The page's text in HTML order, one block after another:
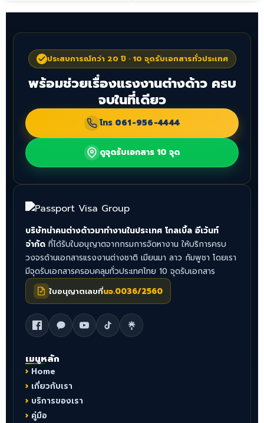
ประสบการณ์กว่า 20 ปี · 10 จุดรับเอกสารทั่วประเทศ
พร้อมช่วยเรื่องแรงงานต่างด้าว ครบ
จบในที่เดียว
โทร 061-956-4444
ดูจุดรับเอกสาร 10 จุด
บริษัทนำคนต่างด้าวมาทำงานในประเทศ โกลเบิ้ล อีเว้นท์
จำกัด ที่ได้รับใบอนุญาตจากกรมการจัดหางาน ให้บริการครบ
วงจรด้านเอกสารแรงงานต่างชาติ เมียนมา ลาว กัมพูชา โดยเรา
มีจุดรับเอกสารครอบคลุมทั่วประเทศไทย 10 จุดรับเอกสาร
ใบอนุญาตเลขที่นจ.0036/2560
เมนูหลัก
Home
เกี่ยวกับเรา
บริการของเรา
คู่มือ